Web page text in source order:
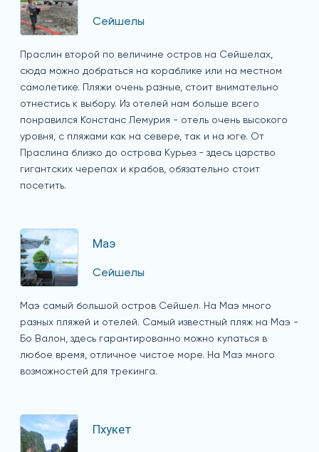
Сейшелы
Праслин второй по величине остров на Сейшелах,
сюда можно добраться на кораблике или на местном
самолетике. Пляжи очень разные, стоит внимательно
отнестись к выбору. Из отелей нам больше всего
понравился Констанс Лемурия - отель очень высокого
уровня, с пляжами как на севере, так и на юге. От
Праслина близко до острова Курьез - здесь царство
гигантских черепах и крабов, обязательно стоит
посетить.
Маэ
Сейшелы
Маэ самый большой остров Сейшел. На Маэ много
разных пляжей и отелей. Самый известный пляж на Маэ -
Бо Валон, здесь гарантированно можно купаться в
любое время, отличное чистое море. На Маэ много
возможностей для трекинга.
Пхукет